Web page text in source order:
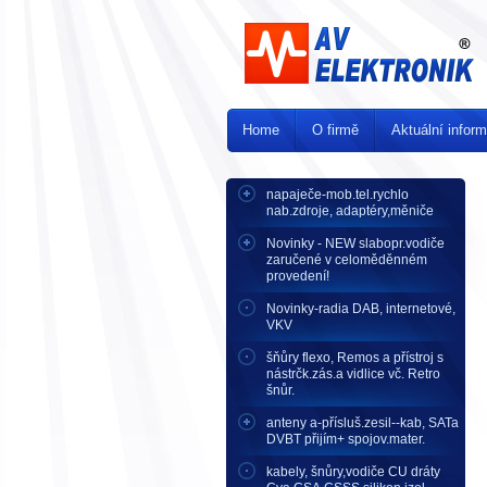
napaječe-mob.tel.rychlo
nab.zdroje, adaptéry,měniče
Novinky - NEW slabopr.vodiče
zaručené v celoměděnném
provedení!
Novinky-radia DAB, internetové,
VKV
šňůry flexo, Remos a přístroj s
nástrčk.zás.a vidlice vč. Retro
šnůr.
anteny a-přísluš.zesil--kab, SATa
DVBT přijím+ spojov.mater.
kabely, šnůry,vodiče CU dráty
Home O firmě Aktuální